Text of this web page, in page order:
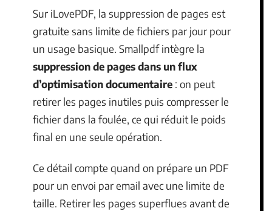
Sur iLovePDF, la suppression de pages est
gratuite sans limite de fichiers par jour pour
un usage basique. Smallpdf intègre la
suppression de pages dans un flux
d’optimisation documentaire : on peut
retirer les pages inutiles puis compresser le
fichier dans la foulée, ce qui réduit le poids
final en une seule opération.
Ce détail compte quand on prépare un PDF
pour un envoi par email avec une limite de
taille. Retirer les pages superflues avant de